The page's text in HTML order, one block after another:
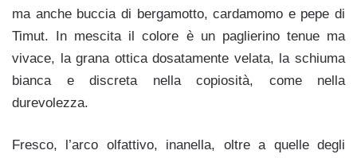
ma anche buccia di bergamotto, cardamomo e pepe di
Timut. In mescita il colore è un paglierino tenue ma
vivace, la grana ottica dosatamente velata, la schiuma
bianca e discreta nella copiosità, come nella
durevolezza.
Fresco, l’arco olfattivo, inanella, oltre a quelle degli